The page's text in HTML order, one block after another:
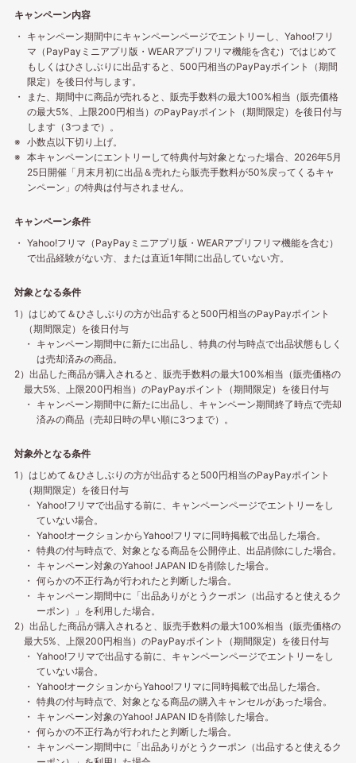
キャンペーン内容
キャンペーン期間中にキャンペーンページでエントリーし、Yahoo!フリ
マ（PayPayミニアプリ版・WEARアプリフリマ機能を含む）ではじめて
もしくはひさしぶりに出品すると、500円相当のPayPayポイント（期間
限定）を後日付与します。
また、期間中に商品が売れると、販売手数料の最大100%相当（販売価格
の最大5%、上限200円相当）のPayPayポイント（期間限定）を後日付与
します（3つまで）。
小数点以下切り上げ。
本キャンペーンにエントリーして特典付与対象となった場合、2026年5月
25日開催「月末月初に出品＆売れたら販売手数料が50%戻ってくるキャ
ンペーン」の特典は付与されません。
キャンペーン条件
Yahoo!フリマ（PayPayミニアプリ版・WEARアプリフリマ機能を含む）
で出品経験がない方、または直近1年間に出品していない方。
対象となる条件
1）はじめて＆ひさしぶりの方が出品すると500円相当のPayPayポイント
（期間限定）を後日付与
キャンペーン期間中に新たに出品し、特典の付与時点で出品状態もしく
は売却済みの商品。
2）出品した商品が購入されると、販売手数料の最大100%相当（販売価格の
最大5%、上限200円相当）のPayPayポイント（期間限定）を後日付与
キャンペーン期間中に新たに出品し、キャンペーン期間終了時点で売却
済みの商品（売却日時の早い順に3つまで）。
対象外となる条件
1）はじめて＆ひさしぶりの方が出品すると500円相当のPayPayポイント
（期間限定）を後日付与
Yahoo!フリマで出品する前に、キャンペーンページでエントリーをし
ていない場合。
Yahoo!オークションからYahoo!フリマに同時掲載で出品した場合。
特典の付与時点で、対象となる商品を公開停止、出品削除にした場合。
キャンペーン対象のYahoo! JAPAN IDを削除した場合。
何らかの不正行為が行われたと判断した場合。
キャンペーン期間中に「出品ありがとうクーポン（出品すると使えるク
ーポン）」を利用した場合。
2）出品した商品が購入されると、販売手数料の最大100%相当（販売価格の
最大5%、上限200円相当）のPayPayポイント（期間限定）を後日付与
Yahoo!フリマで出品する前に、キャンペーンページでエントリーをし
ていない場合。
Yahoo!オークションからYahoo!フリマに同時掲載で出品した場合。
特典の付与時点で、対象となる商品の購入キャンセルがあった場合。
キャンペーン対象のYahoo! JAPAN IDを削除した場合。
何らかの不正行為が行われたと判断した場合。
キャンペーン期間中に「出品ありがとうクーポン（出品すると使えるク